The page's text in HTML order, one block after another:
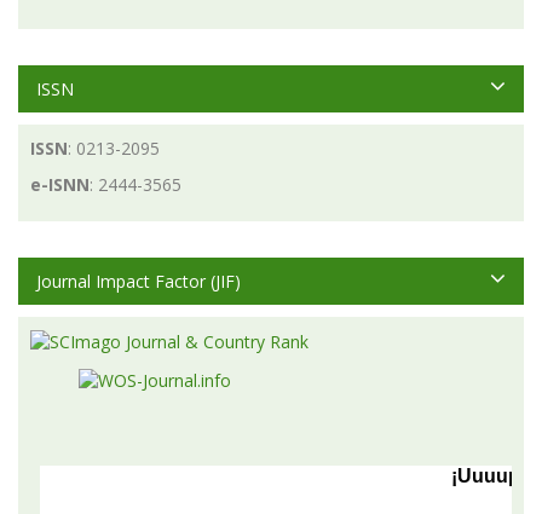
ISSN
ISSN: 0213-2095
e-ISNN: 2444-3565
Journal Impact Factor (JIF)